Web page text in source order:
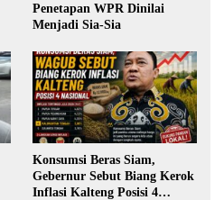
Penetapan WPR Dinilai
Menjadi Sia-Sia
Konsumsi Beras Siam,
Gebernur Sebut Biang Kerok
Inflasi Kalteng Posisi 4